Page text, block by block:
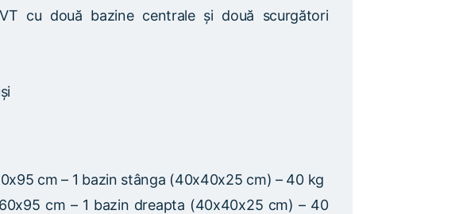
cu două bazine centrale și două scurgători
cm – 1 bazin stânga (40x40x25 cm) – 40 kg
cm – 1 bazin dreapta (40x40x25 cm) – 40